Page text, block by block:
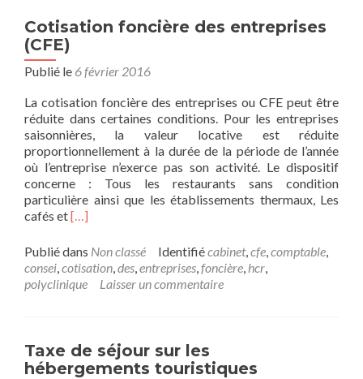
d’un
Cotisation foncière des entreprises
(CFE)
Publié le 6 février 2016
La cotisation foncière des entreprises ou CFE peut être
réduite dans certaines conditions. Pour les entreprises
saisonnières, la valeur locative est réduite
proportionnellement à la durée de la période de l’année
où l’entreprise n’exerce pas son activité. Le dispositif
concerne : Tous les restaurants sans condition
particulière ainsi que les établissements thermaux, Les
cafés etEn
plus
surCotisation
foncière
des
[…]
Publié dans Non classé Identifiécabinet,cfe,comptable,
consei,cotisation,des,entreprises,foncière, hcr,
polyclinique
Laisser un commentaire
Taxe de séjour sur les
hébergements touristiques